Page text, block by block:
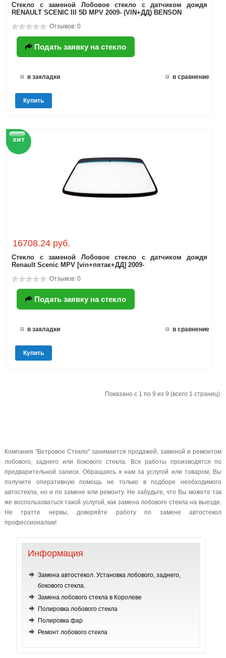
Стекло с заменой Лобовое стекло с датчиком дождя
RENAULT SCENIC III 5D MPV 2009- (VIN+ДД) BENSON
Отзывов: 0
Подать заявку на стекло
в закладки в сравнение
Купить
хит
16708.24 руб.
Стекло с заменой Лобовое стекло с датчиком дождя
Renault Scenic MPV [vin+пятак+ДД] 2009-
Отзывов: 0
Подать заявку на стекло
в закладки в сравнение
Купить
Показано с 1 по 9 из 9 (всего 1 страниц)
Компания "Ветровое Стекло" занимается продажей, заменой и ремонтом
лобового, заднего или бокового стекла. Все работы производятся по
предварительной записи. Обращаясь к нам за услугой или товаром, Вы
получите оперативную помощь не только в подборе необходимого
автостекла, но и по замене или ремонту. Не забудьте, что Вы можете так
же воспользоваться такой услугой, как замена лобового стекла на выезде.
Не тратте нервы, доверяйте работу по замене автостекол
профессионалам!
Информация
Замена автостекол. Установка лобового, заднего,
бокового стекла.
Замена лобового стекла в Королеве
Полировка лобового стекла
Полировка фар
Ремонт лобового стекла